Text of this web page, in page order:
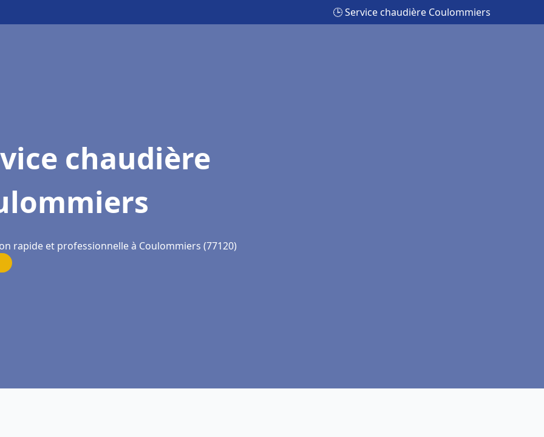
🕒 Service chaudière Coulommiers
chaudière
rapide et professionnelle à Coulommiers (77120)